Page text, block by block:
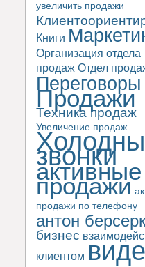
увеличить продажи
Книги
Организация отдела
продаж Отдел
Переговоры
Продажи
Техника продаж
Увеличение продаж
звонки
активные
продажи
продажи по телефону
антон
бизнес
клиентом